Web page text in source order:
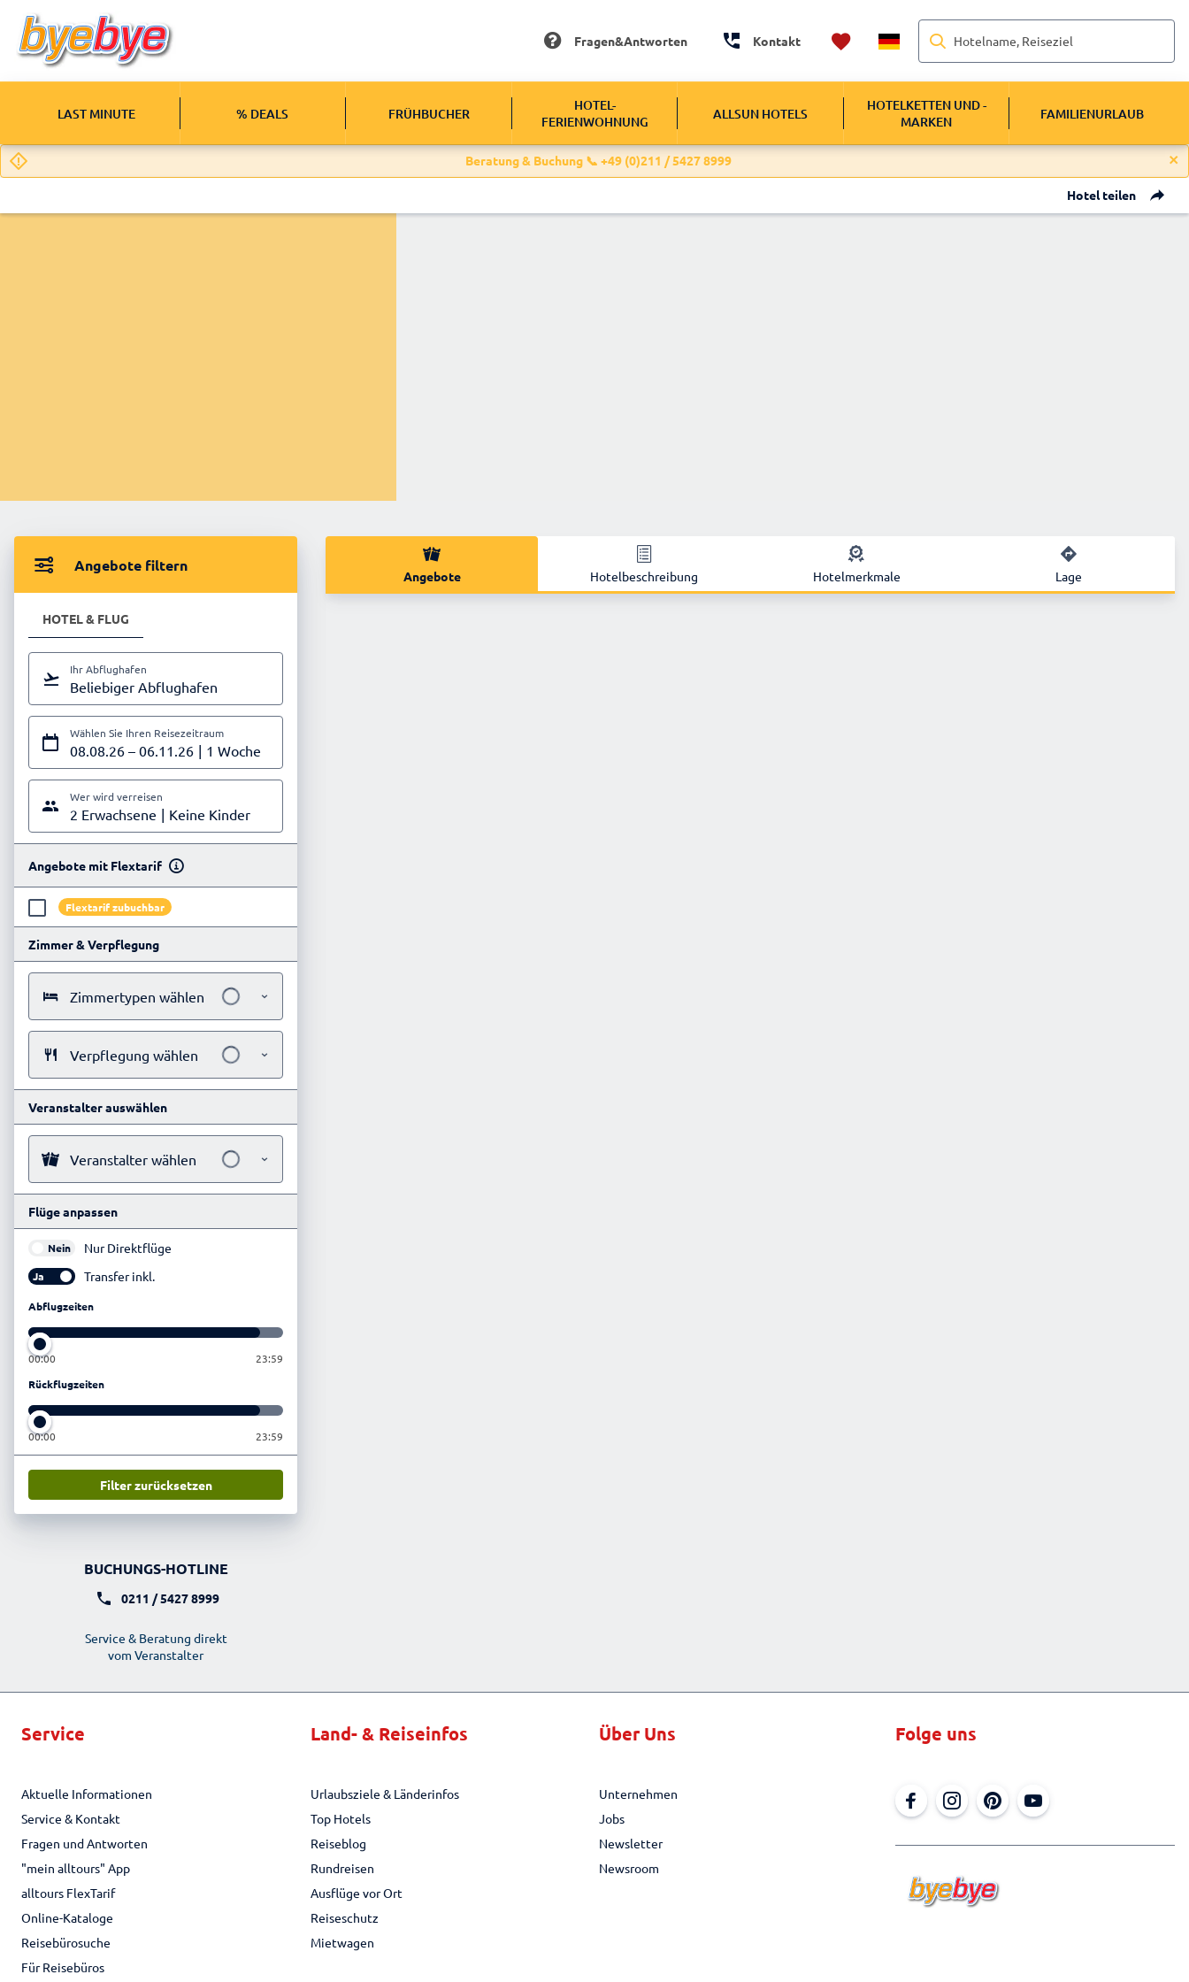
Fragen&Antworten Kontakt Hotelname, Reiseziel
LAST MINUTE % DEALS FRÜHBUCHER
HOTEL-
FERIENWOHNUNG
ALLSUN HOTELS
HOTELKETTEN UND -
MARKEN
FAMILIENURLAUB
Beratung & Buchung 📞 +49 (0)211 / 5427 8999
Hotel teilen
Angebote filtern
HOTEL & FLUG
Ihr Abflughafen
Beliebiger Abflughafen
Wählen Sie Ihren Reisezeitraum
08.08.26 – 06.11.26 1 Woche
Wer wird verreisen
2 Erwachsene Keine Kinder
Angebote mit Flextarif
Flextarif zubuchbar
Zimmer & Verpflegung
Zimmertypen wählen
Verpflegung wählen
Veranstalter auswählen
Veranstalter wählen
Flüge anpassen
Nein Nur Direktflüge
Ja Transfer inkl.
Abflugzeiten
00:00
23:59
Rückflugzeiten
00:00 23:59
Filter zurücksetzen
BUCHUNGS-HOTLINE
0211 / 5427 8999
Service & Beratung direkt
vom Veranstalter
Angebote Hotelbeschreibung Hotelmerkmale Lage
Service
Aktuelle Informationen
Service & Kontakt
Fragen und Antworten
"mein alltours" App
alltours FlexTarif
Online-Kataloge
Reisebürosuche
Für Reisebüros
Land- & Reiseinfos
Urlaubsziele & Länderinfos
Top Hotels
Reiseblog
Rundreisen
Ausflüge vor Ort
Reiseschutz
Mietwagen
Über Uns
Unternehmen
Jobs
Newsletter
Newsroom
Folge uns